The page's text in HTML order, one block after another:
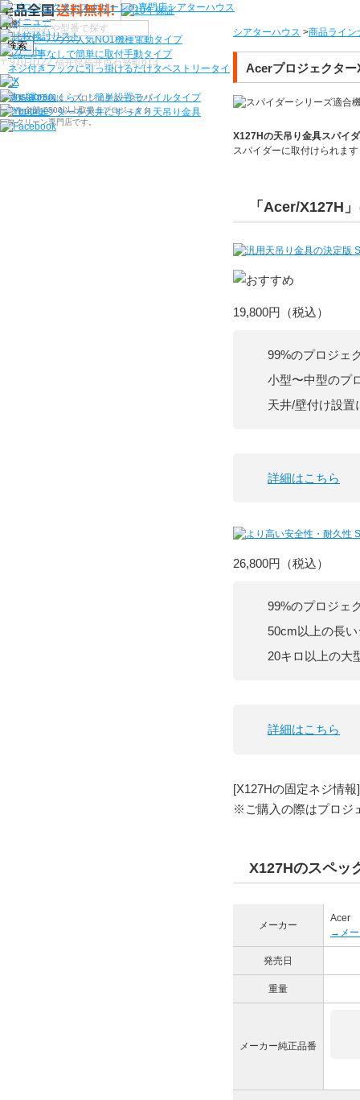
検索
シアターハウス >商品ライン
Acerプロジェクタ
X127Hの天吊り金具スパイ
スパイダーに取付けられま
「Acer/X127H」
19,800円 （税込）
99%のプロジェ
小型〜中型のプ
天井/壁付け設置
詳細はこちら
26,800円 （税込）
99%のプロジェ
50cm以上の長
20キロ以上の大
詳細はこちら
[X127Hの固定ネジ情報]
※ご購入の際はプロジ
X127Hのスペッ
メーカー
Acer
→メー
発売日
重量
メーカー純正品番
機種から選ぶ
シアターハウス人気NO1機種電動タイプ
電源工事なしで簡単に取付手動タイプ
ネジ付きフックに引っ掛けるだけタペストリータイ
プ
持ち運びらくらく！簡単設置モバイルタイプ
プロジェクターを天井にすっきり 天吊り金具
〒910-0122 福井県福井市石盛町613
シアターハウスは、プロジェクタースクリ
ーンを全部で500以上取扱うプロジェクタ
ースクリーン専門店です。